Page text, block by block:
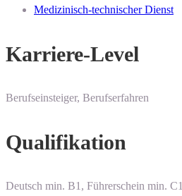
Medizinisch-technischer Dienst
Karriere-Level
Berufseinsteiger, Berufserfahren
Qualifikation
Deutsch min. B1, Führerschein min. C1